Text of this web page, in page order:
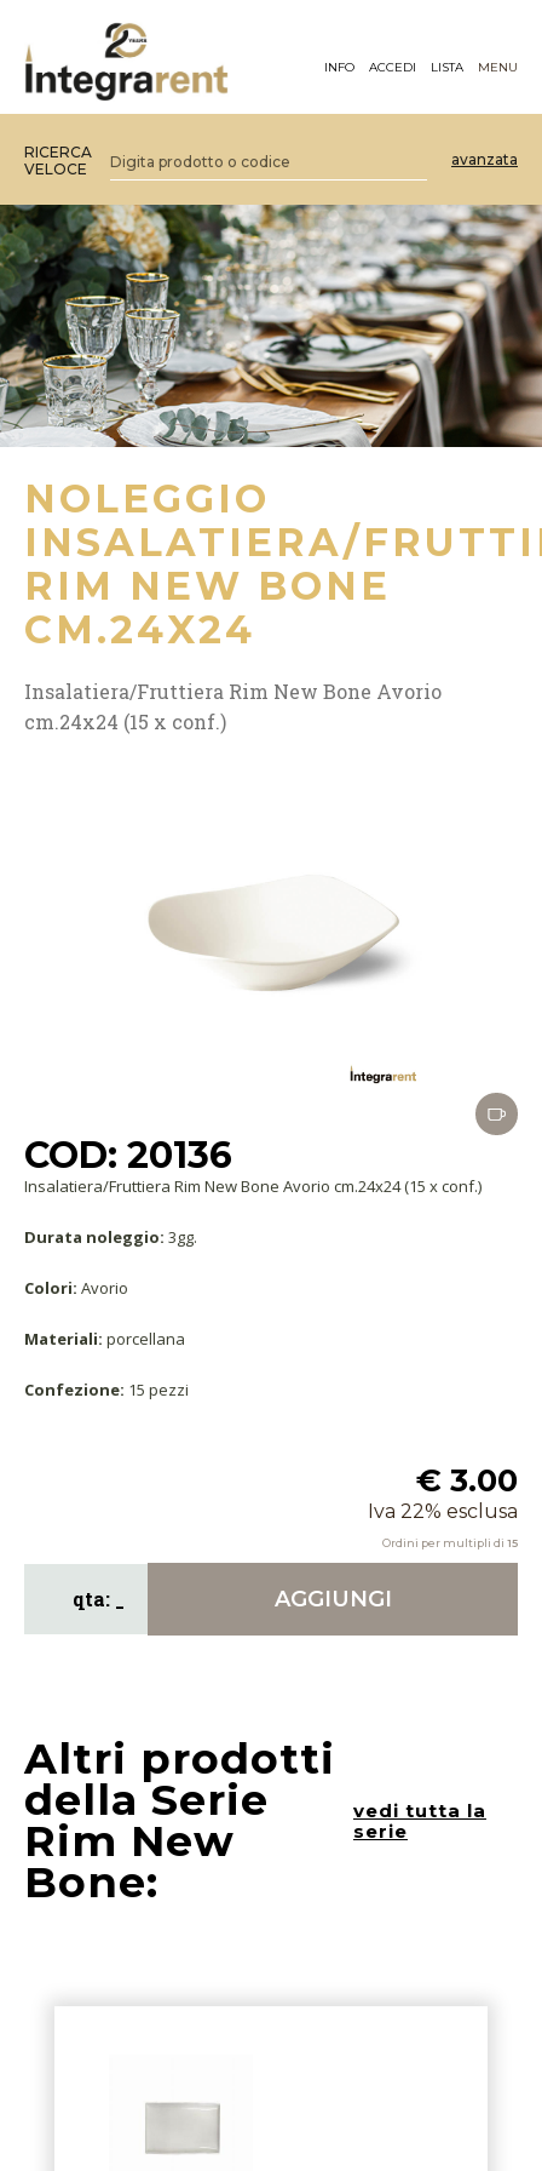
INFO ACCEDI LISTA MENU
RICERCA
VELOCE
avanzata
NOLEGGIO
INSALATIERA/
RIM NEW BONE
CM.24X24
Insalatiera/Fruttiera Rim New Bone Avorio
cm.24x24 (15 x conf.)
COD: 20136
Insalatiera/Fruttiera Rim New Bone Avorio cm.24x24 (15 x conf.)
Durata noleggio: 3gg.
Colori: Avorio
Materiali: porcellana
Confezione: 15 pezzi
€ 3.00
Iva 22% esclusa
Ordini per multipli di 15
AGGIUNGI
Altri prodotti
della Serie
Rim New
Bone:
vedi tutta la
serie